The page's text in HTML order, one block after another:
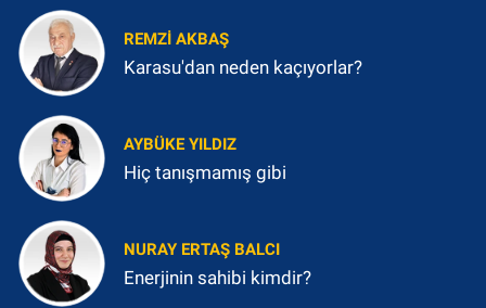
REMZI AKBAŞ
Karasu'dan neden kaçıyorlar?
AYBÜKE YILDIZ
Hiç tanışmamış gibi
NURAY ERTAŞ BALCI
Enerjinin sahibi kimdir?